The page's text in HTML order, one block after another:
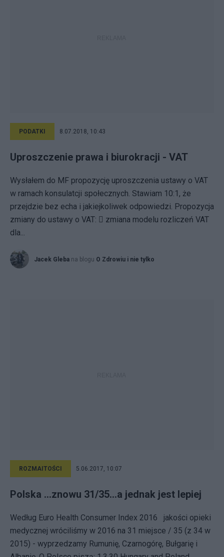
PODATKI 8.07.2018, 10:43
Uproszczenie prawa i biurokracji - VAT
Wysłałem do MF propozycję uproszczenia ustawy o VAT
w ramach konsulatcji społecznych. Stawiam 10:1, że
przejdzie bez echa i jakiejkoliwek odpowiedzi. Propozycja
zmiany do ustawy o VAT:  zmiana modelu rozliczeń VAT
dla...
Jacek Gleba na blogu O Zdrowiu i nie tylko
ROZMAITOŚCI 5.06.2017, 10:07
Polska ...znowu 31/35...a jednak jest lepiej
Według Euro Health Consumer Index 2016 jakości opieki
medycznej wróciliśmy w 2016 na 31 miejsce / 35 (z 34 w
2015) - wyprzedzamy Rumunię, Czarnogórę, Bułgarię i